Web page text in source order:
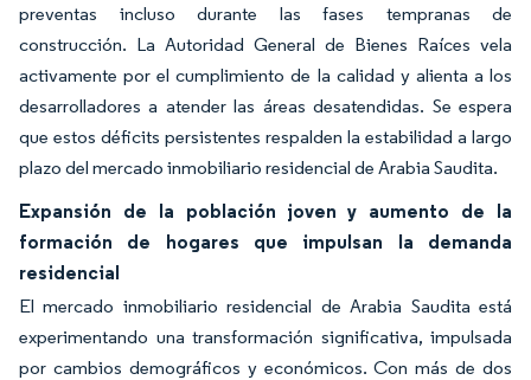
preventas incluso durante las fases tempranas de
construcción. La Autoridad General de Bienes Raíces vela
activamente por el cumplimiento de la calidad y alienta a los
desarrolladores a atender las áreas desatendidas. Se espera
que estos déficits persistentes respalden la estabilidad a largo
plazo del mercado inmobiliario residencial de Arabia Saudita.
Expansión de la población joven y aumento de la
formación de hogares que impulsan la demanda
residencial
El mercado inmobiliario residencial de Arabia Saudita está
experimentando una transformación significativa, impulsada
por cambios demográficos y económicos. Con más de dos